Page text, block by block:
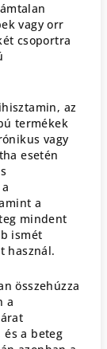
vagy orr
csoportra
az
termékek
vagy
esetén
a
mindent
ismét
használ.
összehúzza
a
a beteg